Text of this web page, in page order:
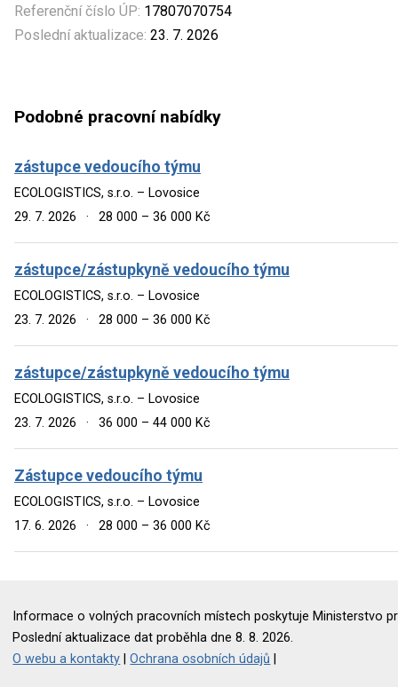
Referenční číslo ÚP: 17807070754
Poslední aktualizace: 23. 7. 2026
Podobné pracovní nabídky
zástupce vedoucího týmu
ECOLOGISTICS, s.r.o. – Lovosice
29. 7. 2026
· 28 000 – 36 000 Kč
zástupce/zástupkyně vedoucího týmu
ECOLOGISTICS, s.r.o. – Lovosice
23. 7. 2026
· 28 000 – 36 000 Kč
zástupce/zástupkyně vedoucího týmu
ECOLOGISTICS, s.r.o. – Lovosice
23. 7. 2026
· 36 000 – 44 000 Kč
Zástupce vedoucího týmu
ECOLOGISTICS, s.r.o. – Lovosice
17. 6. 2026
· 28 000 – 36 000 Kč
Informace o volných pracovních místech poskytuje Ministerstvo
Poslední aktualizace dat proběhla dne 8. 8. 2026.
O webu a kontakty |Ochrana osobních údajů